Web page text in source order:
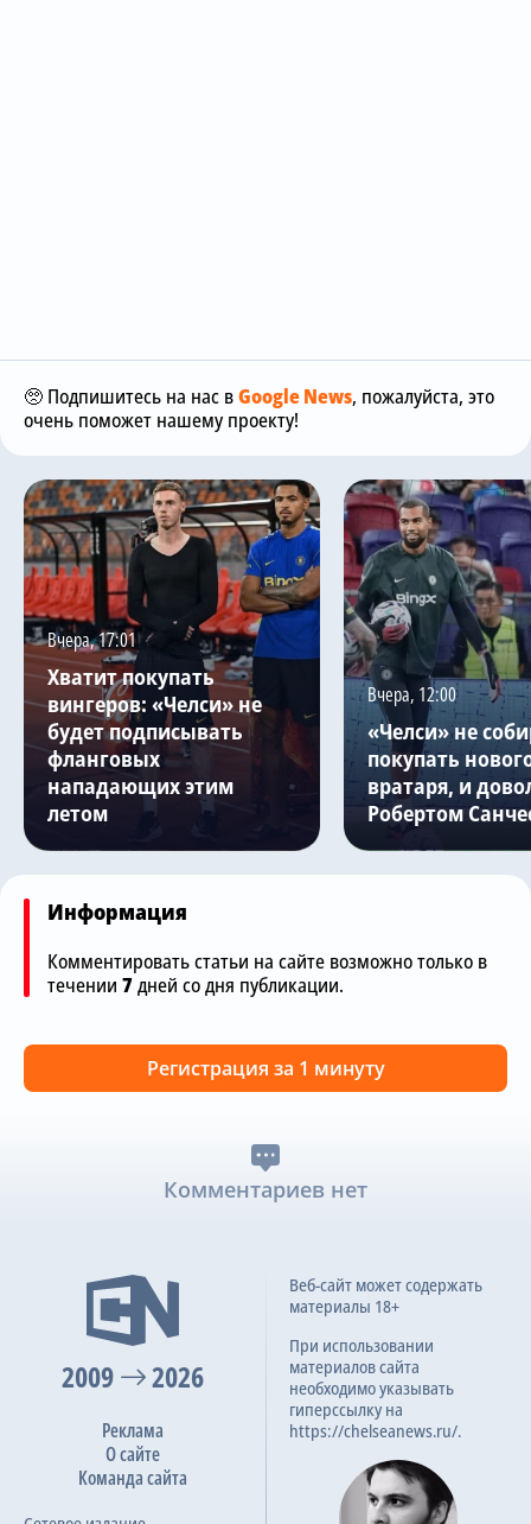
🥺 Подпишитесь на нас вGoogle News, пожалуйста, это
очень поможет нашему проекту!
Вчера, 17:01
Хватит покупать
вингеров: «Челси» не
будет подписывать
фланговых
нападающих этим
летом
Вчера, 12:00
«Челси» не
покупать
вратаря, и
Робертом
Информация
Комментировать статьи на сайте возможно только в
течении 7дней со дня публикации.
Регистрация за 1 минуту
Комментариев нет
2009 2026
Реклама
О сайте
Команда сайта
Веб-сайт может содержать
материалы 18+
При использовании
материалов сайта
необходимо указывать
гиперссылку на
https://chelseanews.ru/.